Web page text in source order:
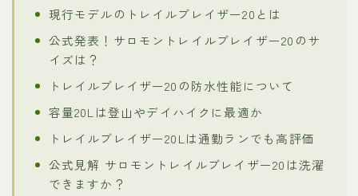
現行モデルのトレイルブレイザー20とは
公式発表！サロモントレイルブレイザー20のサ
イズは？
トレイルブレイザー20の防水性能について
容量20Lは登山やデイハイクに最適か
トレイルブレイザー20Lは通勤ランでも高評価
公式見解 サロモントレイルブレイザー20は洗濯
できますか？